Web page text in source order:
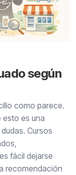
según
como parece.
esto es una
Cursos
fácil dejarse
recomendación